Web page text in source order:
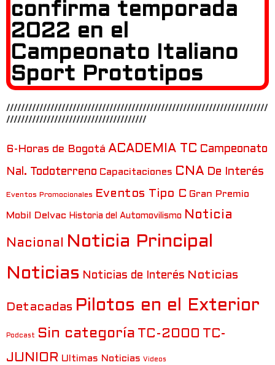
confirma temporada
2022 en el
Campeonato Italiano
Sport Prototipos
///////////////////////////////////////////////////////////////////////
//////////////////////////////////////
6-Horas de Bogotá ACADEMIA TC Campeonato
Nal. Todoterreno Capacitaciones CNA De Interés
Eventos Promocionales Eventos Tipo C Gran Premio
Mobil Delvac Historia del Automovilismo Noticia
Nacional
Noticia Principal
Noticias Noticias de Interés Noticias
Detacadas Pilotos en el Exterior
Podcast Sin categoría TC-2000 TC-
JUNIOR Ultimas Noticias Videos